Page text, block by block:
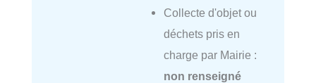
Collecte d'objet ou
déchets pris en
charge par Mairie :
non renseigné